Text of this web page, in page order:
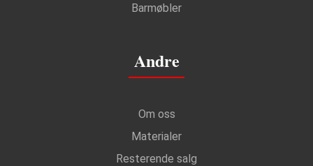
Barmøbler
Andre
Om oss
Materialer
Resterende salg